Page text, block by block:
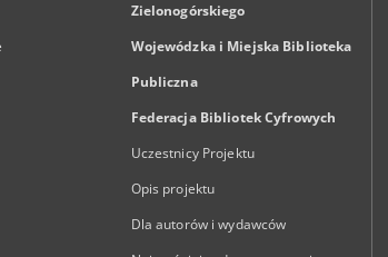
Zielonogórskiego
Wojewódzka i Miejska Biblioteka
Publiczna
Federacja Bibliotek Cyfrowych
Uczestnicy Projektu
Opis projektu
Dla autorów i wydawców